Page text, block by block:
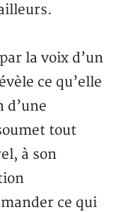
la voix d’un
ce qu’elle
d’une
tout
à son
ce qui